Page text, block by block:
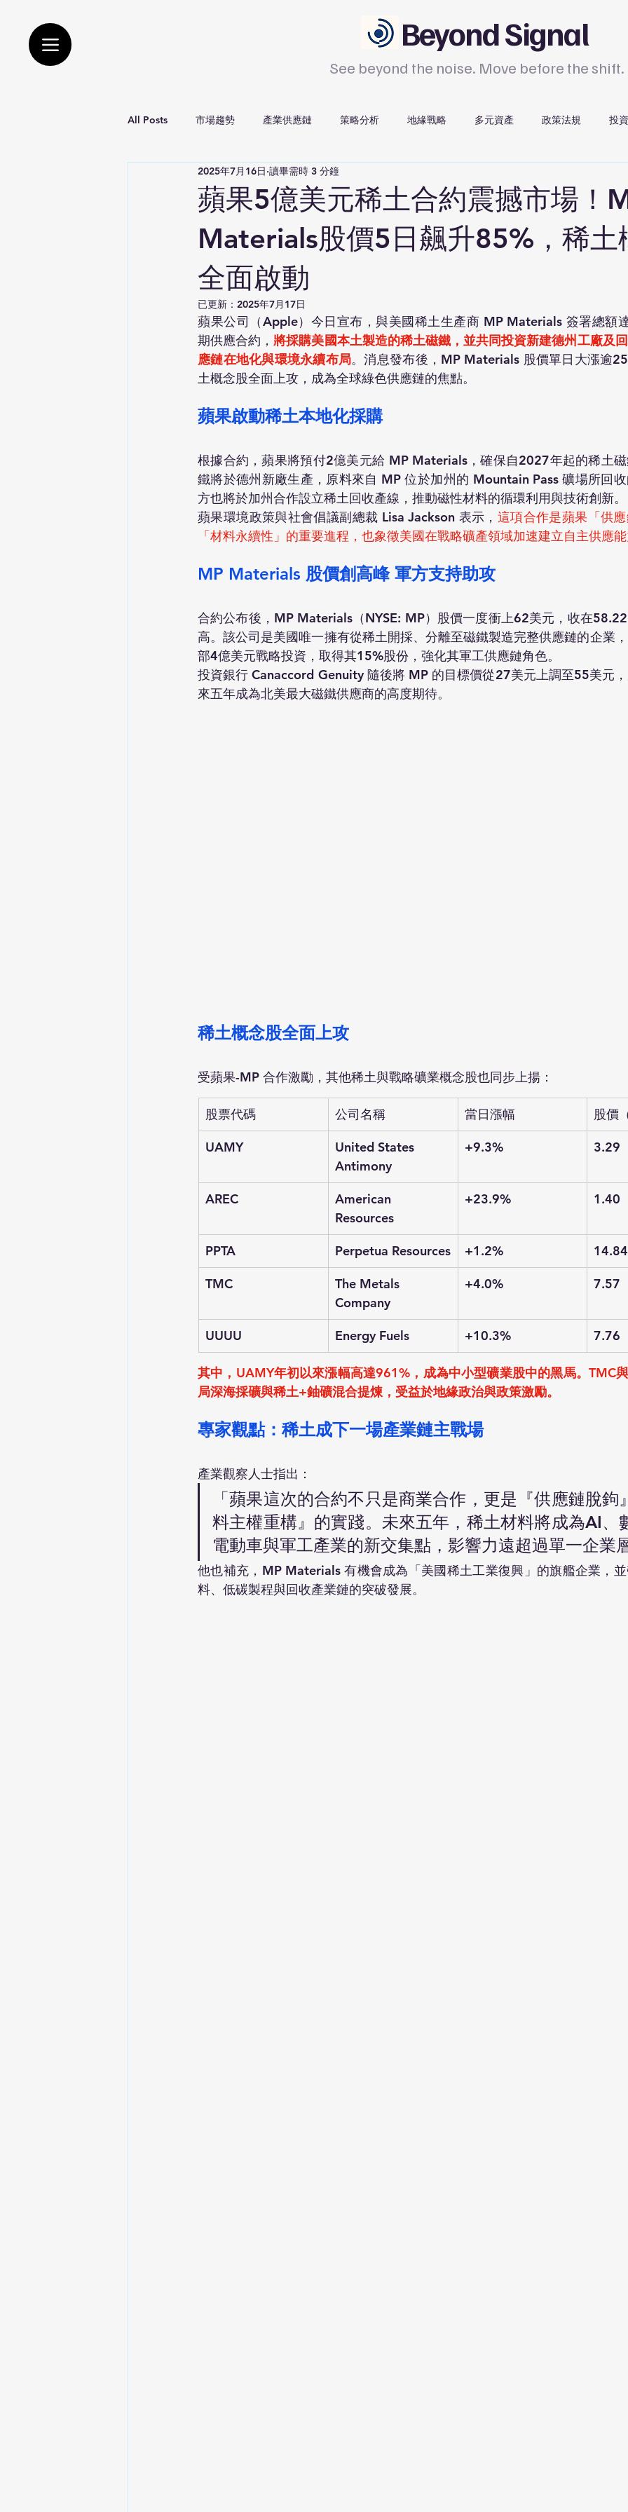
Beyond Signal
See beyond the noise. Move before the shift.
All Posts 市場趨勢 產業供應鏈 策略分析 地緣戰略 多元資產 政策法規 投
風險預測 環境科技
蘋果5億美元稀土合約震撼市場！
Materials股價5日飆升85%，稀土
全面啟動
2025年7月16日 讀畢需時 3 分鐘
已更新： 2025年7月17日
蘋果公司（Apple）今日宣布，與美國稀土生產商 MP Materials 簽署總額
期供應合約，將採購美國本土製造的稀土磁鐵，並共同投資新建德州工廠及
應鏈在地化與環境永續布局。消息發布後，MP Materials 股價單日大漲逾
土概念股全面上攻，成為全球綠色供應鏈的焦點。
蘋果啟動稀土本地化採購
根據合約，蘋果將預付2億美元給 MP Materials，確保自2027年起的稀土
鐵將於德州新廠生產，原料來自 MP 位於加州的 Mountain Pass 礦場所回
方也將於加州合作設立稀土回收產線，推動磁性材料的循環利用與技術創新。
蘋果環境政策與社會倡議副總裁 Lisa Jackson 表示， 這項合作是蘋果「供
「材料永續性」的重要進程，也象徵美國在戰略礦產領域加速建立自主供應
MP Materials 股價創高峰 軍方支持助攻
合約公布後，MP Materials（NYSE: MP）股價一度衝上62美元，收在
高。該公司是美國唯一擁有從稀土開採、分離至磁鐵製造完整供應鏈的企業
部4億美元戰略投資，取得其15%股份，強化其軍工供應鏈角色。
投資銀行 Canaccord Genuity 隨後將 MP 的目標價從27美元上調至55美元
來五年成為北美最大磁鐵供應商的高度期待。
稀土概念股全面上攻
受蘋果-MP 合作激勵，其他稀土與戰略礦業概念股也同步上揚：
股票代碼 公司名稱 當日漲幅 股價
UAMY
United States
Antimony
+9.3% 3.29
AREC
American
Resources
+23.9% 1.40
PPTA Perpetua Resources +1.2% 14.84
TMC
The Metals
Company
+4.0% 7.57
UUUU Energy Fuels +10.3% 7.76
其中，UAMY年初以來漲幅高達961%，成為中小型礦業股中的黑馬。TMC
局深海採礦與稀土+鈾礦混合提煉，受益於地緣政治與政策激勵。
專家觀點：稀土成下一場產業鏈主戰場
產業觀察人士指出：
「蘋果這次的合約不只是商業合作，更是『供應鏈脫鉤
料主權重構』的實踐。未來五年，稀土材料將成為AI、
電動車與軍工產業的新交集點，影響力遠超過單一企業
他也補充，MP Materials 有機會成為「美國稀土工業復興」的旗艦企業，
料、低碳製程與回收產業鏈的突破發展。